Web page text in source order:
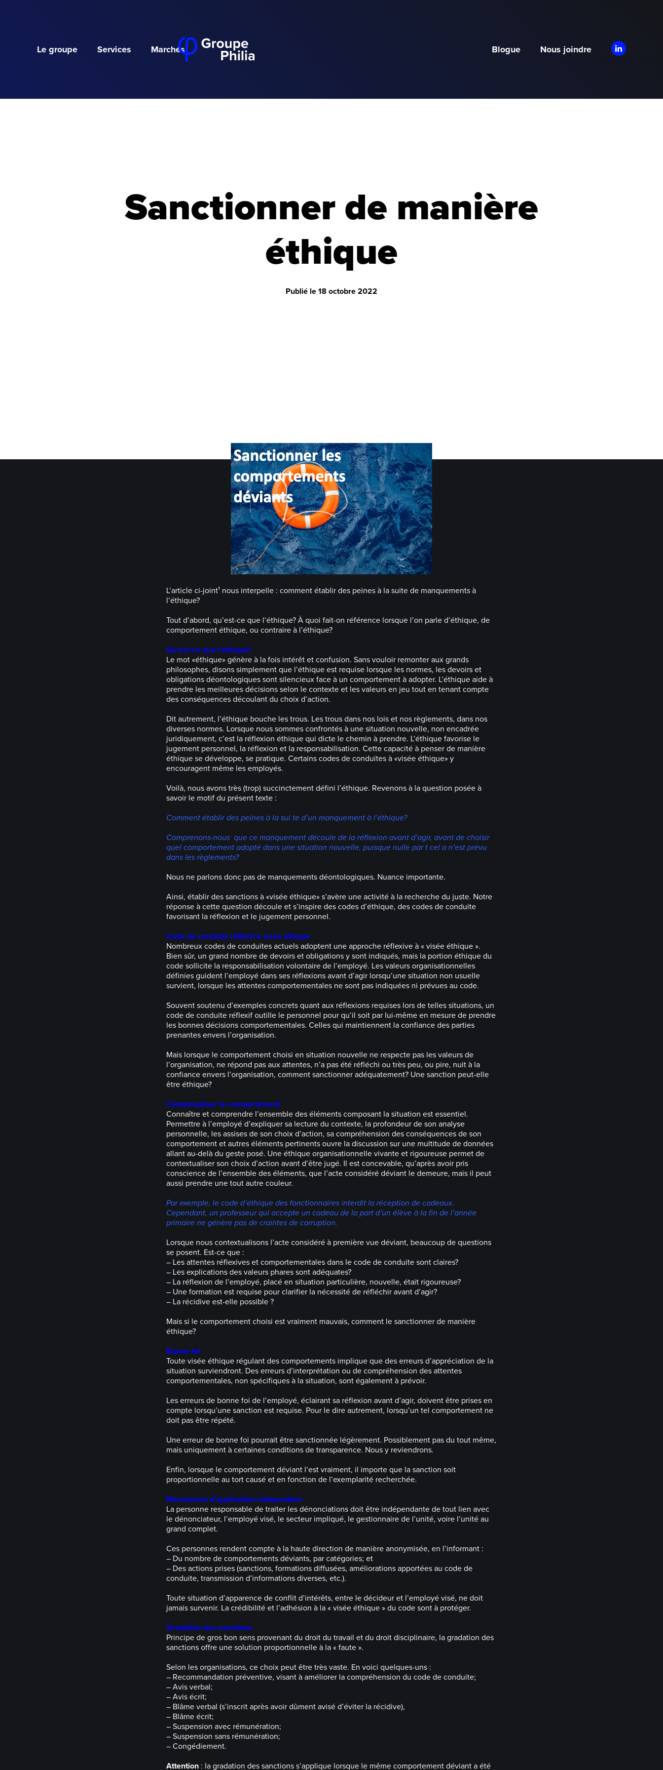
Le groupe Services Marchés Blogue Nous joindre
Sanctionner de manière
éthique
Publié le 18 octobre 2022
L’article ci-joint¹ nous interpelle : comment établir des peines à la suite de manquements à
l’éthique?
Tout d’abord, qu’est-ce que l’éthique? À quoi fait-on référence lorsque l’on parle d’éthique, de
comportement éthique, ou contraire à l’éthique?
Qu’est-ce que l’éthique?
Le mot «éthique» génère à la fois intérêt et confusion. Sans vouloir remonter aux grands
philosophes, disons simplement que l’éthique est requise lorsque les normes, les devoirs et
obligations déontologiques sont silencieux face à un comportement à adopter. L’éthique aide à
prendre les meilleures décisions selon le contexte et les valeurs en jeu tout en tenant compte
des conséquences découlant du choix d’action.
Dit autrement, l’éthique bouche les trous. Les trous dans nos lois et nos règlements, dans nos
diverses normes. Lorsque nous sommes confrontés à une situation nouvelle, non encadrée
juridiquement, c’est la réflexion éthique qui dicte le chemin à prendre. L’éthique favorise le
jugement personnel, la réflexion et la responsabilisation. Cette capacité à penser de manière
éthique se développe, se pratique. Certains codes de conduites à «visée éthique» y
encouragent même les employés.
Voilà, nous avons très (trop) succinctement défini l’éthique. Revenons à la question posée à
savoir le motif du présent texte :
Comment établir des peines à la sui te d’un manquement à l’éthique?
Comprenons-nous que ce manquement découle de la réflexion avant d’agir, avant de choisir
quel comportement adopté dans une situation nouvelle, puisque nulle par t cel a n’est prévu
dans les règlements?
Nous ne parlons donc pas de manquements déontologiques. Nuance importante.
Ainsi, établir des sanctions à «visée éthique» s’avère une activité à la recherche du juste. Notre
réponse à cette question découle et s’inspire des codes d’éthique, des codes de conduite
favorisant la réflexion et le jugement personnel.
Code de conduite réflexif à visée éthique
Nombreux codes de conduites actuels adoptent une approche réflexive à « visée éthique ».
Bien sûr, un grand nombre de devoirs et obligations y sont indiqués, mais la portion éthique du
code sollicite la responsabilisation volontaire de l’employé. Les valeurs organisationnelles
définies guident l’employé dans ses réflexions avant d’agir lorsqu’une situation non usuelle
survient, lorsque les attentes comportementales ne sont pas indiquées ni prévues au code.
Souvent soutenu d’exemples concrets quant aux réflexions requises lors de telles situations, un
code de conduite réflexif outille le personnel pour qu’il soit par lui-même en mesure de prendre
les bonnes décisions comportementales. Celles qui maintiennent la confiance des parties
prenantes envers l’organisation.
Mais lorsque le comportement choisi en situation nouvelle ne respecte pas les valeurs de
l’organisation, ne répond pas aux attentes, n’a pas été réfléchi ou très peu, ou pire, nuit à la
confiance envers l’organisation, comment sanctionner adéquatement? Une sanction peut-elle
être éthique?
Contextualiser le comportement
Connaître et comprendre l’ensemble des éléments composant la situation est essentiel.
Permettre à l’employé d’expliquer sa lecture du contexte, la profondeur de son analyse
personnelle, les assises de son choix d’action, sa compréhension des conséquences de son
comportement et autres éléments pertinents ouvre la discussion sur une multitude de données
allant au-delà du geste posé. Une éthique organisationnelle vivante et rigoureuse permet de
contextualiser son choix d’action avant d’être jugé. Il est concevable, qu’après avoir pris
conscience de l’ensemble des éléments, que l’acte considéré déviant le demeure, mais il peut
aussi prendre une tout autre couleur.
Par exemple, le code d’éthique des fonctionnaires interdit la réception de cadeaux.
Cependant, un professeur qui accepte un cadeau de la part d’un élève à la fin de l’année
primaire ne génère pas de craintes de corruption.
Lorsque nous contextualisons l’acte considéré à première vue déviant, beaucoup de questions
se posent. Est-ce que :
– Les attentes réflexives et comportementales dans le code de conduite sont claires?
– Les explications des valeurs phares sont adéquates?
– La réflexion de l’employé, placé en situation particulière, nouvelle, était rigoureuse?
– Une formation est requise pour clarifier la nécessité de réfléchir avant d’agir?
– La récidive est-elle possible ?
Mais si le comportement choisi est vraiment mauvais, comment le sanctionner de manière
éthique?
Bonne foi
Toute visée éthique régulant des comportements implique que des erreurs d’appréciation de la
situation surviendront. Des erreurs d’interprétation ou de compréhension des attentes
comportementales, non spécifiques à la situation, sont également à prévoir.
Les erreurs de bonne foi de l’employé, éclairant sa réflexion avant d’agir, doivent être prises en
compte lorsqu’une sanction est requise. Pour le dire autrement, lorsqu’un tel comportement ne
doit pas être répété.
Une erreur de bonne foi pourrait être sanctionnée légèrement. Possiblement pas du tout même,
mais uniquement à certaines conditions de transparence. Nous y reviendrons.
Enfin, lorsque le comportement déviant l’est vraiment, il importe que la sanction soit
proportionnelle au tort causé et en fonction de l’exemplarité recherchée.
Mécanisme d’application indépendant
La personne responsable de traiter les dénonciations doit être indépendante de tout lien avec
le dénonciateur, l’employé visé, le secteur impliqué, le gestionnaire de l’unité, voire l’unité au
grand complet.
Ces personnes rendent compte à la haute direction de manière anonymisée, en l’informant :
– Du nombre de comportements déviants, par catégories; et
– Des actions prises (sanctions, formations diffusées, améliorations apportées au code de
conduite, transmission d’informations diverses, etc.).
Toute situation d’apparence de conflit d’intérêts, entre le décideur et l’employé visé, ne doit
jamais survenir. La crédibilité et l’adhésion à la « visée éthique » du code sont à protéger.
Gradation des sanctions
Principe de gros bon sens provenant du droit du travail et du droit disciplinaire, la gradation des
sanctions offre une solution proportionnelle à la « faute ».
Selon les organisations, ce choix peut être très vaste. En voici quelques-uns :
– Recommandation préventive, visant à améliorer la compréhension du code de conduite;
– Avis verbal;
– Avis écrit;
– Blâme verbal (s’inscrit après avoir dûment avisé d’éviter la récidive),
– Blâme écrit;
– Suspension avec rémunération;
– Suspension sans rémunération;
– Congédiement.
Attention : la gradation des sanctions s’applique lorsque le même comportement déviant a été